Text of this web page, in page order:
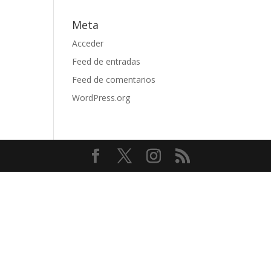
Meta
Acceder
Feed de entradas
Feed de comentarios
WordPress.org